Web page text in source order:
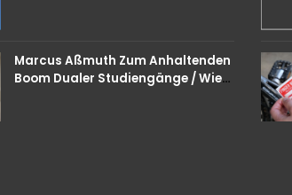
Marcus Aßmuth Zum Anhaltenden
Boom Dualer Studiengänge / Wie